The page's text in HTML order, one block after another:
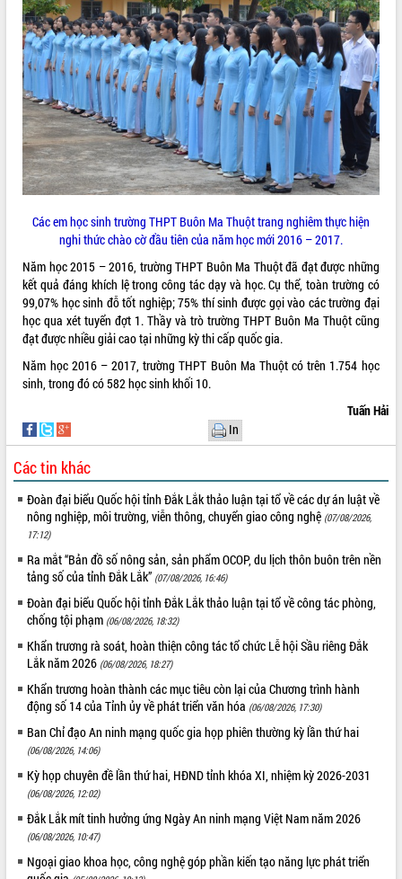
UBND tỉnh Đắk Lắk triển khai nhiệm
vụ 6 tháng cuối năm 2026
Kỳ họp thứ Hai, Hội đồng nhân dân
tỉnh khóa XI quyết nghị nhiều nội dung
quan trọng
Bí thư Tỉnh ủy Lương Nguyễn Minh
Triết thăm, tặng quà người có công với
cách mạng
Rà soát, hoàn thiện hệ thống thiết chế
văn hóa, thể thao đáp ứng yêu cầu
Thường trực HĐND tỉnh Đắk Lắk gặp
mặt Đoàn chuyên gia y tế TP. Hồ Chí
Minh
Lễ truy điệu và an táng hài cốt liệt sĩ
tại Nghĩa trang Liệt sĩ xã Sơn Hòa
Bàn giải pháp tháo gỡ khó khăn trong
xuất khẩu sầu riêng và triển khai quy
định EUDR
Thứ trưởng Bộ Nông nghiệp và Môi
vùng trồng và doanh nghiệp đóng gói
sầu riêng tại Đắk Lắk
Trình diễn nghệ thuật chế biến các
món ăn từ sầu riêng
Đắk Lắk công bố Quy hoạch và xúc
tiến đầu tư tỉnh
Ngành cá ngừ Đắk Lắk chủ động thích
ứng để giữ vững thị trường xuất khẩu
Diễn đàn Kinh tế tư nhân Việt Nam đột
phá cơ chế - Hợp tác công tư
Đề án 06 tạo bước ngoặt đột phá trong
cải cách hành chính tỉnh Đắk Lắk
Kết nối tour, đẩy mạnh chuyển đổi số
để phát triển du lịch Đắk Lắk
Khởi động Dự án Đầu tư xây dựng hạ
tầng kỹ thuật Cụm công nghiệp Tân
Tiến
niệm 101 năm Ngày Báo chí Cách
mạng Việt Nam
Đắk Lắk sơ kết 4 năm triển khai thực
hiện Đề án 06 của Chính phủ
Họp báo thông tin về Hội nghị Công bố
ALBUM ẢNH
LIÊN KẾT WEB
THỐNG KÊ TRUY CẬP
Hôm nay: 26906
Tất cả:
66039646
Các em học sinh trường THPT Buôn Ma Thuột trang nghiêm thực hiện
nghi thức chào cờ đầu tiên của năm học mới 2016 – 2017.
Năm học 2015 – 2016, trường THPT Buôn Ma Thuột đã đạt được những
kết quả đáng khích lệ trong công tác dạy và học. Cụ thể, toàn trường có
99,07% học sinh đỗ tốt nghiệp; 75% thí sinh được gọi vào các trường đại
học qua xét tuyển đợt 1. Thầy và trò trường THPT Buôn Ma Thuột cũng
đạt được nhiều giải cao tại những kỳ thi cấp quốc gia.
Năm học 2016 – 2017, trường THPT Buôn Ma Thuột có trên 1.754 học
sinh, trong đó có 582 học sinh khối 10.
Tuấn Hải
In
Các tin khác
Đoàn đại biểu Quốc hội tỉnh Đắk Lắk thảo luận tại tổ về các dự án luật về
nông nghiệp, môi trường, viễn thông, chuyển giao công nghệ (07/08/2026,
17:12)
Ra mắt “Bản đồ số nông sản, sản phẩm OCOP, du lịch thôn buôn trên nền
tảng số của tỉnh Đắk Lắk” (07/08/2026, 16:46)
Đoàn đại biểu Quốc hội tỉnh Đắk Lắk thảo luận tại tổ về công tác phòng,
chống tội phạm (06/08/2026, 18:32)
Khẩn trương rà soát, hoàn thiện công tác tổ chức Lễ hội Sầu riêng Đắk
Lắk năm 2026 (06/08/2026, 18:27)
Khẩn trương hoàn thành các mục tiêu còn lại của Chương trình hành
động số 14 của Tỉnh ủy về phát triển văn hóa (06/08/2026, 17:30)
Ban Chỉ đạo An ninh mạng quốc gia họp phiên thường kỳ lần thứ hai
(06/08/2026, 14:06)
Kỳ họp chuyên đề lần thứ hai, HĐND tỉnh khóa XI, nhiệm kỳ 2026-2031
(06/08/2026, 12:02)
Đắk Lắk mít tinh hưởng ứng Ngày An ninh mạng Việt Nam năm 2026
(06/08/2026, 10:47)
Ngoại giao khoa học, công nghệ góp phần kiến tạo năng lực phát triển